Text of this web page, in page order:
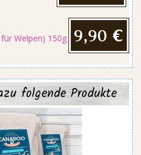
Welpen) 150g 9,90 €
folgende Produkte